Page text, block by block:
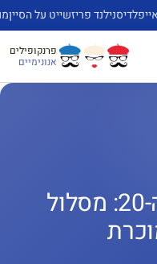
דיסנילנד פריזשייט על הסיין
פרנקופילים
אנונימיים
סודותיו של הרובע ה-20: מסלול